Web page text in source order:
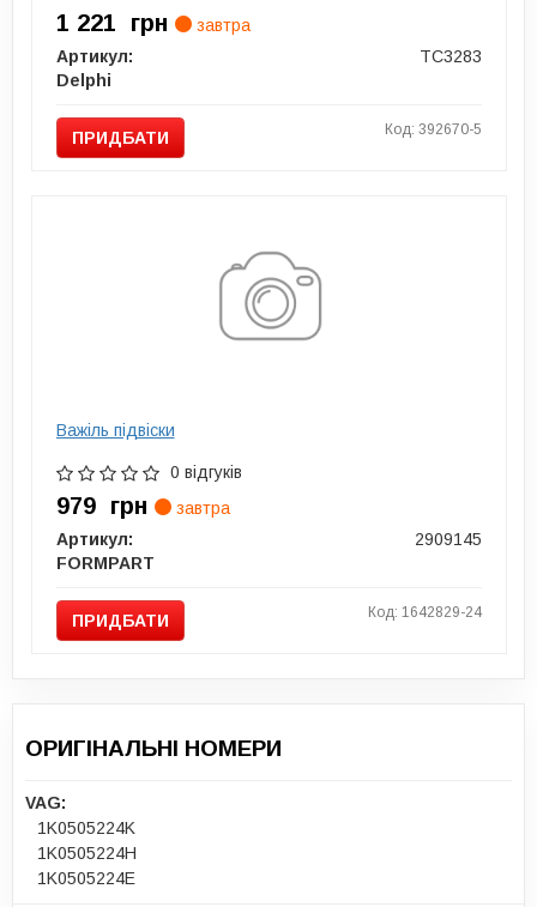
1 221 грн
завтра
Артикул:
TC3283
Delphi
ПРИДБАТИ Код: 392670-5
Важіль підвіски
0 відгуків
979 грн
завтра
Артикул:
2909145
FORMPART
ПРИДБАТИ Код: 1642829-24
ОРИГІНАЛЬНІ НОМЕРИ
VAG:
1K0505224K
1K0505224H
1K0505224E